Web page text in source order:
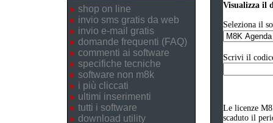
shop on line
invio sms gratis da web
invio e-mail gratis
domande frequenti (FAQ)
commenti ai software
specifiche tecniche
software non m8k
i più cliccati
ultimi inserimenti
tutti i software
download utility
Visualizza il
Seleziona il
Scrivi il
Le licenze
scaduto il